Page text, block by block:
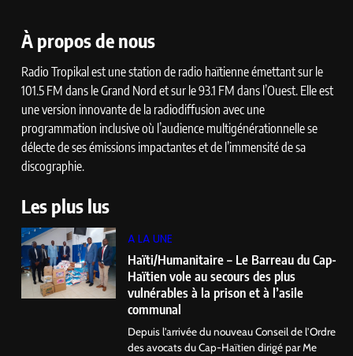
À propos de nous
Radio Tropikal est une station de radio haïtienne émettant sur le
101.5 FM dans le Grand Nord et sur le 93.1 FM dans l’Ouest. Elle est
une version innovante de la radiodiffusion avec une
programmation inclusive où l’audience multigénérationnelle se
délecte de ses émissions impactantes et de l’immensité de sa
discographie.
Les plus lus
A LA UNE
Haïti/Humanitaire – Le Barreau du Cap-
Haïtien vole au secours des plus
vulnérables à la prison et à l’asile
communal
Depuis l’arrivée du nouveau Conseil de l’Ordre
des avocats du Cap-Haïtien dirigé par Me